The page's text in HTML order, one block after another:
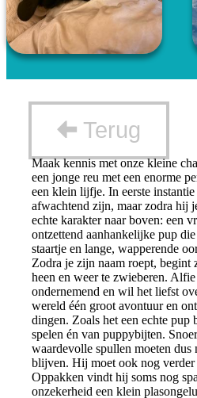
Terug
Maak kennis met onze kleine
een jonge reu met een enorme
een klein lijfje. In eerste
afwachtend zijn, maar zodra hij
echte karakter naar boven: een
ontzettend aanhankelijke pup
staartje en lange, wapperende
Zodra je zijn naam roept, begint
heen en weer te zwieberen.
ondernemend en wil het liefst
wereld één groot avontuur en
dingen. Zoals het een echte pup
spelen én van puppybijten.
waardevolle spullen moeten dus
blijven. Hij moet ook nog
Oppakken vindt hij soms nog
onzekerheid een klein